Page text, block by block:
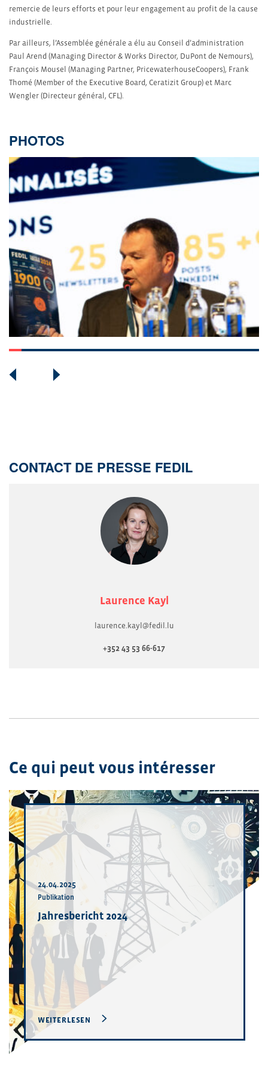
remercie de leurs efforts et pour leur engagement au profit de la cause
industrielle.
Par ailleurs, l’Assemblée générale a élu au Conseil d’administration
Paul Arend (Managing Director & Works Director, DuPont de Nemours),
François Mousel (Managing Partner, PricewaterhouseCoopers), Frank
Thomé (Member of the Executive Board, Ceratizit Group) et Marc
Wengler (Directeur général, CFL).
PHOTOS
CONTACT DE PRESSE FEDIL
Laurence Kayl
laurence.kayl@fedil.lu
+352 43 53 66-617
Ce qui peut vous intéresser
24.04.2025
Publikation
Jahresbericht 2024
WEITERLESEN